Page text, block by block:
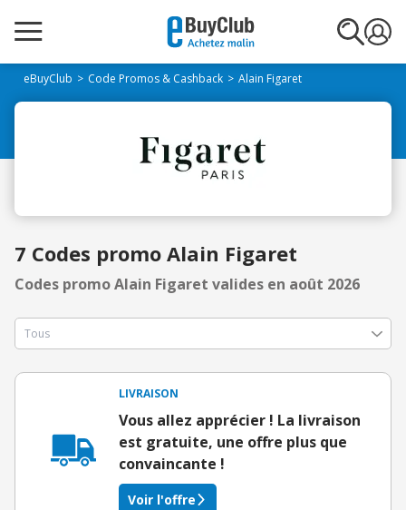
eBuyClub Code Promos & Cashback Alain Figaret
7 Codes promo Alain Figaret
Codes promo Alain Figaret valides en août 2026
LIVRAISON
Vous allez apprécier ! La livraison
est gratuite, une offre plus que
convaincante !
Voir l'offre